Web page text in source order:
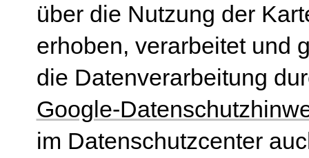
über die Nutzung der
erhoben, verarbeitet und
die Datenverarbeitung
Google-
im Datenschutzcenter